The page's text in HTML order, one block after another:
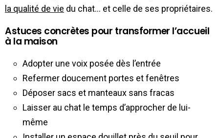
la qualité de vie du chat… et celle de ses propriétaires.
Astuces concrètes pour transformer l’accueil
à la maison
Adopter une voix posée dès l’entrée
Refermer doucement portes et fenêtres
Déposer sacs et manteaux sans fracas
Laisser au chat le temps d’approcher de lui-
même